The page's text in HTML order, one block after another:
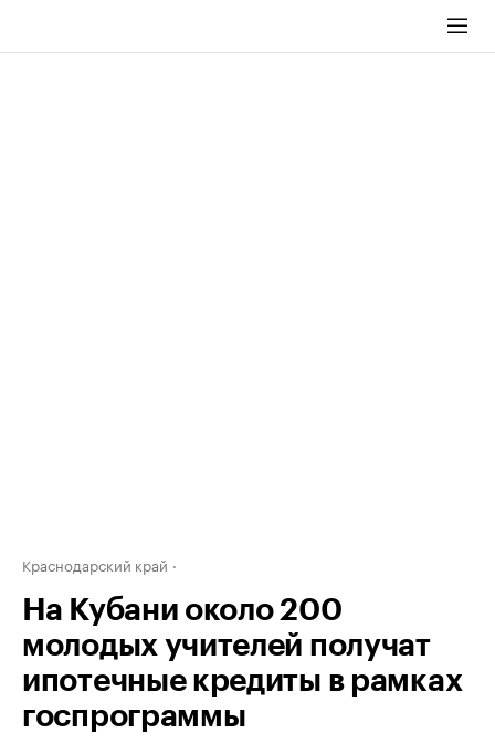
Краснодарский край
На Кубани около 200
молодых учителей получат
ипотечные кредиты в рамках
госпрограммы